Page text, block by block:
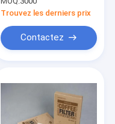
café de la personne
V60 de la pâte de
Trouvez les derniers prix
Contactez